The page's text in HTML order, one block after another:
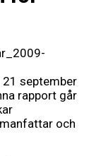
21 september
rapport går
och